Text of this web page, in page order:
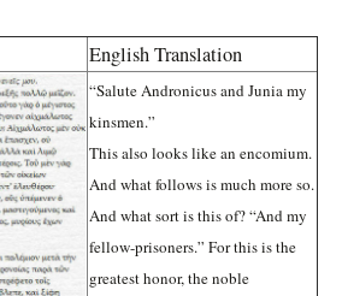
English Translation
“Salute Andronicus and Junia my
kinsmen.”
This also looks like an encomium.
And what follows is much more so.
And what sort is this of? “And my
fellow-prisoners.” For this is the
greatest honor, the noble